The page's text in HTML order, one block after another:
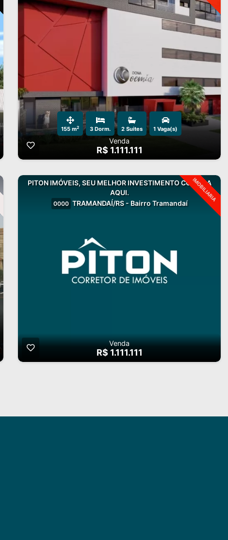
155 m2 3 Dorm. 2 Suites 1 Vaga(s)
Venda
R$ 1.111.111
IMOBILIARIA
PITON IMÓVEIS, SEU MELHOR INVESTIMENTO COMEÇA
AQUI.
0000 TRAMANDAÍ/RS - Bairro Tramandaí
Venda
R$ 1.111.111